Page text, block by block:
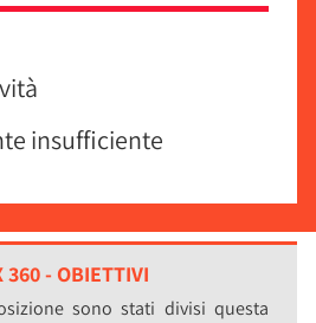
insufficiente
360 - OBIETTIVI
sono stati divisi questa